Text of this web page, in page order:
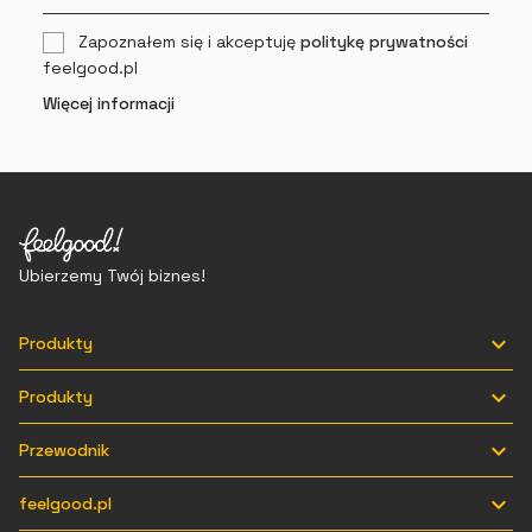
Zapoznałem się i akceptuję politykę prywatności
feelgood.pl
Więcej informacji
Ubierzemy Twój biznes!
Produkty 
Produkty 
Przewodnik 
feelgood.pl 